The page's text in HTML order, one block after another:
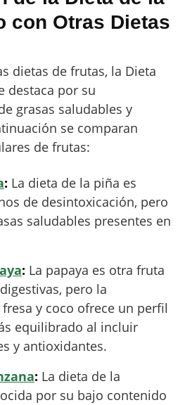
con Otras Dietas
dietas de frutas, la Dieta
destaca por su
grasas saludables y
se comparan
de frutas:
: La dieta de la piña es
de desintoxicación, pero
saludables presentes en
: La papaya es otra fruta
pero la
y coco ofrece un perfil
equilibrado al incluir
y antioxidantes.
: La dieta de la
por su bajo contenido